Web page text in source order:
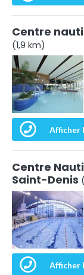
Centre
(1,9 km)
Afficher
Centre
Saint-Denis
Afficher